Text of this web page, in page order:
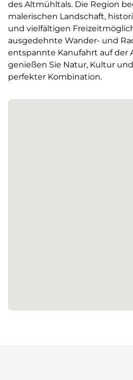
des Altmühltals. Die Region
malerischen Landschaft,
und vielfältigen
ausgedehnte Wander- und
entspannte Kanufahrt auf der
genießen Sie Natur, Kultur
perfekter Kombination.